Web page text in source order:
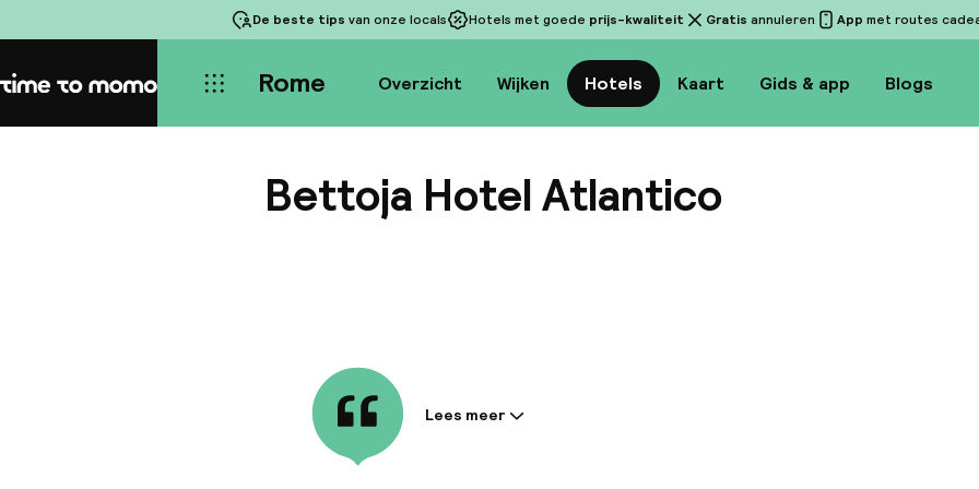
De beste tips van onze locals Hotels met goede prijs-kwaliteit Gratis annuleren App met routes
Home Rome Overzicht Wijken Hotels Kaart Gids & app Blogs
Bettoja Hotel Atlantico
Informatie gedeeld door de accommodatie:
Lees meer